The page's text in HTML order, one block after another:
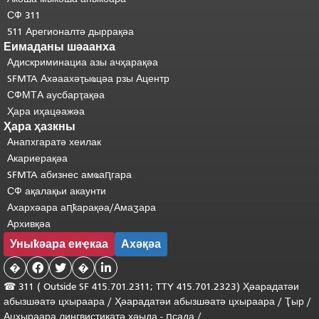
СФ 311
511 Арегионалтә дыррақәа
Еимаданы шәаанха
Адискриминациа азы ачҳарақәа
SFMTA Ахәаахәҭыҩцәа рзы Ацентр
СФМТА аусбарҭақәа
Ҳара иҳацәажәа
Ҳара ҳазкны
Анапхгаратә хеилак
Акариерақәа
SFMTA абизнес амҩаԥгара
СФ ақалақьи акаунти
Ахархәара аԥҟарақәа/Амаӡара
Архивқәа
Уныҟәара еиҿкаа Ахәқәа
�   � 
☎ 311 ( Outside SF 415.701.2311; TTY 415.701.2323) Ҳәарадатәи
абызшәатә цхыраара / Ҳәарадатәи абызшәатә цхыраара / Ҭыр /
Ацхыраара лингвистикатә хәыда - ԥсада /